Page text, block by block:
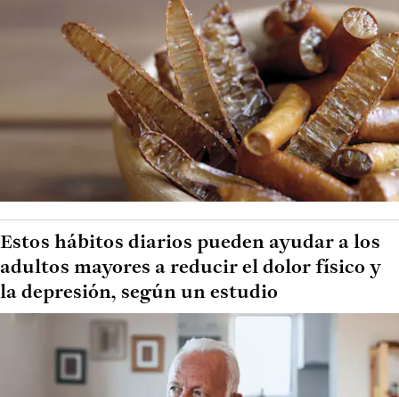
Estos hábitos diarios pueden ayudar a los
adultos mayores a reducir el dolor físico y
la depresión, según un estudio